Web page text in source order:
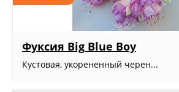
Фуксия Big Blue Boy
Кустовая, укорененный черен...